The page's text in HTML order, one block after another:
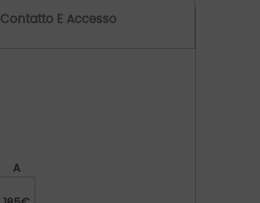
Contatto E Accesso
A